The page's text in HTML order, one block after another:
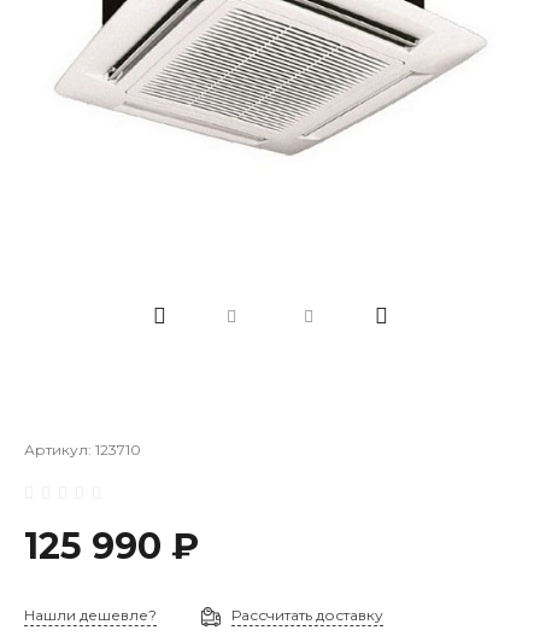
Артикул: 123710
125 990 ₽
Нашли дешевле? Рассчитать доставку